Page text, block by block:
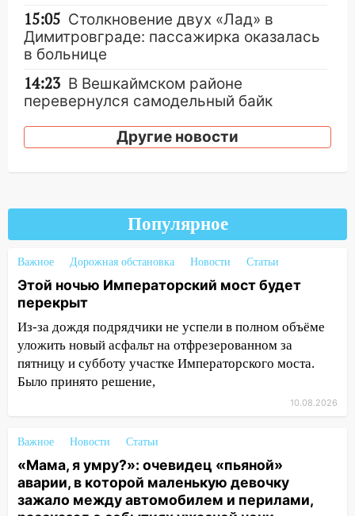
15:05 Столкновение двух «Лад» в
Димитровграде: пассажирка оказалась
в больнице
14:23 В Вешкаймском районе
перевернулся самодельный байк
14:21 Волонтеры «ЛизаАлерт»
выложили ориентировку на пропавшего
14:00 Этой ночью Императорский мост
будет перекрыт
13:49
Сотрудники СУ СК России по
Ульяновской области вручили ключи от
квартир сиротам и детям, оставшихся
без попечения родителей
13:36 «Мама, я умру?»: очевидец
«пьяной» аварии, в которой маленькую
девочку зажало между автомобилем и
перилами, рассказал о событиях
13:05
17-летний парень находился за
рулем мотоцикла во время ДТП в Новом
городе: в ГАИ прокомментировали
сегодняшнюю аварию
Другие новости
Популярное
Важное Дорожная обстановка Новости Статьи
Этой ночью Императорский мост будет
перекрыт
Из-за дождя подрядчики не успели в полном объёме
уложить новый асфальт на отфрезерованном за
пятницу и субботу участке Императорского моста.
Было принято решение,
10.08.2026
Важное Новости Статьи
«Мама, я умру?»: очевидец «пьяной»
аварии, в которой маленькую девочку
зажало между автомобилем и перилами,